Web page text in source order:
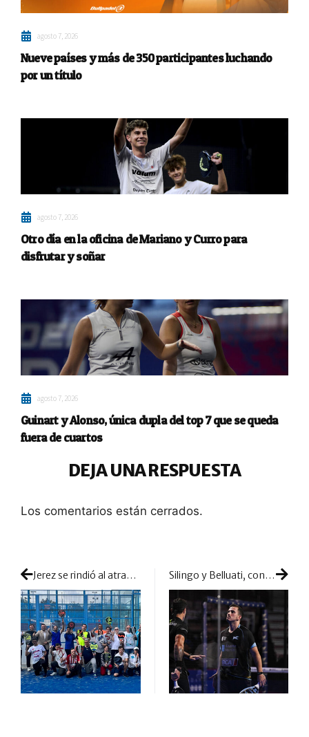
agosto 7, 2026
Nueve países y más de 350 participantes luchando
por un título
agosto 7, 2026
Otro día en la oficina de Mariano y Curro para
disfrutar y soñar
agosto 7, 2026
Guinart y Alonso, única dupla del top 7 que se queda
fuera de cuartos
DEJA UNA RESPUESTA
Los comentarios están cerrados.
Jerez se rindió al atractivo del pádel adaptado Silingo y Belluati, contra las cuerdas y remontada total ante Bela y Coello